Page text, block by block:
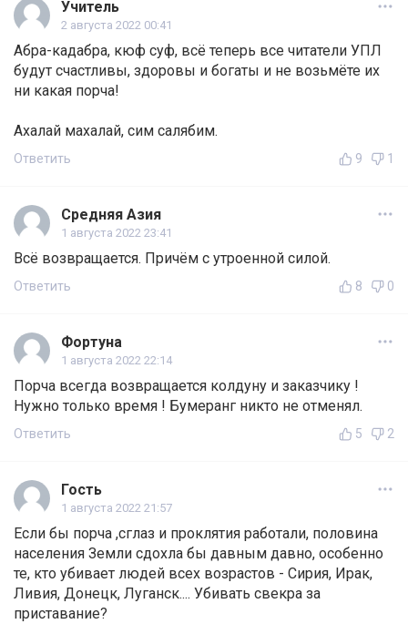
Учитель
2 августа 2022 00:41
Абра-кадабра, кюф суф, всё теперь все читатели УПЛ
будут счастливы, здоровы и богаты и не возьмёте их
ни какая порча!
Ахалай махалай, сим салябим.
Ответить 9 1
Средняя Азия
1 августа 2022 23:41
Всё возвращается. Причём с утроенной силой.
Ответить 8 0
Фортуна
1 августа 2022 22:14
Порча всегда возвращается колдуну и заказчику !
Нужно только время ! Бумеранг никто не отменял.
Ответить 5 2
Гость
1 августа 2022 21:57
Если бы порча ,сглаз и проклятия работали, половина
населения Земли сдохла бы давным давно, особенно
те, кто убивает людей всех возрастов - Сирия, Ирак,
Ливия, Донецк, Луганск.... Убивать свекра за
приставание?